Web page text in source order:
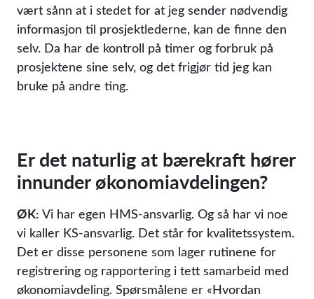
vært sånn at i stedet for at jeg sender nødvendig
informasjon til prosjektlederne, kan de finne den
selv. Da har de kontroll på timer og forbruk på
prosjektene sine selv, og det frigjør tid jeg kan
bruke på andre ting.
Er det naturlig at bærekraft hører
innunder økonomiavdelingen?
ØK: Vi har egen HMS-ansvarlig. Og så har vi noe
vi kaller KS-ansvarlig. Det står for kvalitetssystem.
Det er disse personene som lager rutinene for
registrering og rapportering i tett samarbeid med
økonomiavdeling. Spørsmålene er «Hvordan